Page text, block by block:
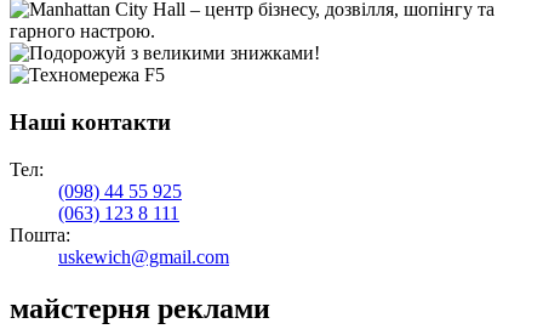
Наші контакти
Тел:
(098) 44 55 925
(063) 123 8 111
Пошта:
uskewich@gmail.com
майстерня реклами